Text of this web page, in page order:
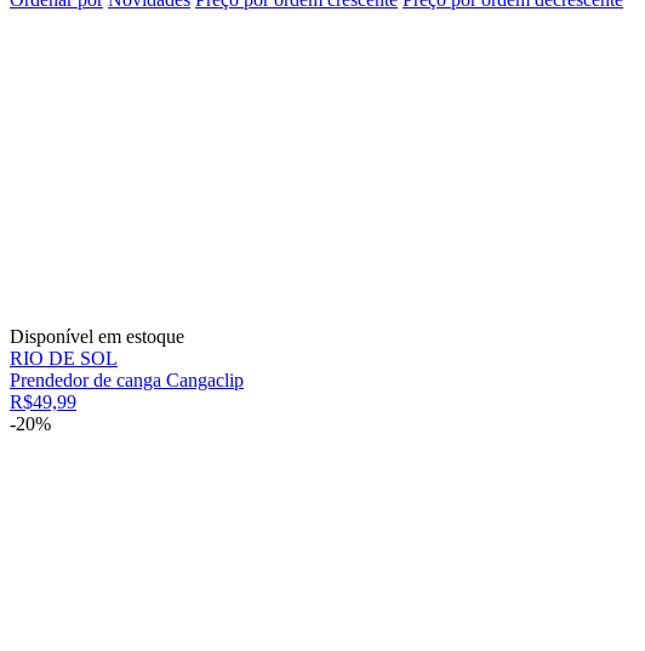
Disponível em estoque
RIO DE SOL
Prendedor de canga Cangaclip
R$49,99
-20%